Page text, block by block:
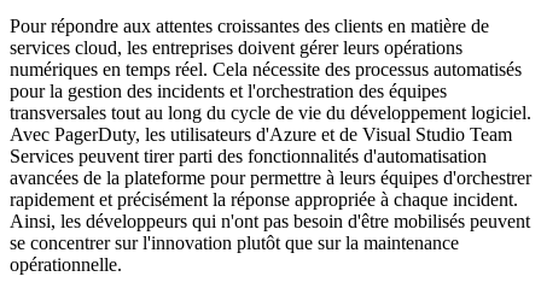
Pour répondre aux attentes croissantes des clients en matière de
services cloud, les entreprises doivent gérer leurs opérations
numériques en temps réel. Cela nécessite des processus automatisés
pour la gestion des incidents et l'orchestration des équipes
transversales tout au long du cycle de vie du développement logiciel.
Avec PagerDuty, les utilisateurs d'Azure et de Visual Studio Team
Services peuvent tirer parti des fonctionnalités d'automatisation
avancées de la plateforme pour permettre à leurs équipes d'orchestrer
rapidement et précisément la réponse appropriée à chaque incident.
Ainsi, les développeurs qui n'ont pas besoin d'être mobilisés peuvent
se concentrer sur l'innovation plutôt que sur la maintenance
opérationnelle.